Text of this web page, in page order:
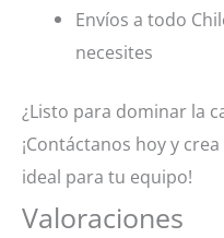
Envíos a todo
necesites
¿Listo para dominar la
¡Contáctanos hoy y
ideal para tu equipo!
Valoraciones